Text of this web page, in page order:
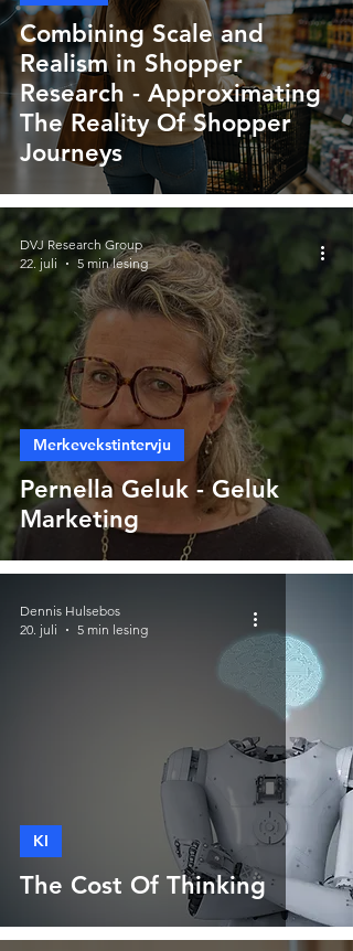
Combining Scale and
Realism in Shopper
Research - Approximating
The Reality Of Shopper
Journeys
Pernella Geluk - Geluk
Marketing
Merkevekstintervju
DVJ Research Group
22. juli
5 min lesing
The Cost Of Thinking
KI
Dennis Hulsebos
20. juli
5 min lesing